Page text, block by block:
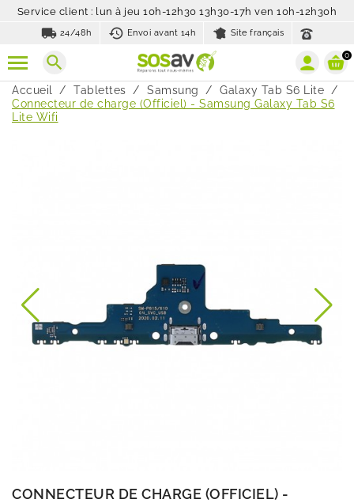
Service client : lun à jeu 10h-12h30 13h30-17h ven 10h-12h30h
local_shipping 24/48h history_toggle_off
Envoi avant 14h Site français
search 0
Accueil Tablettes Samsung
Galaxy Tab S6 Lite
Connecteur de charge (Officiel) - Samsung Galaxy Tab S6
Lite Wifi
CONNECTEUR DE CHARGE (OFFICIEL) -